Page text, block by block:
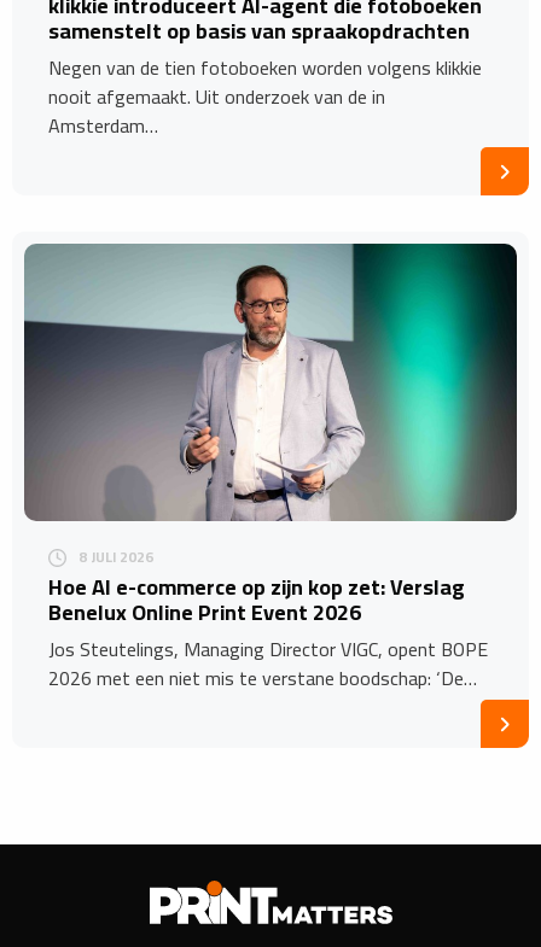
samenstelt op basis van spraakopdrachten
Negen van de tien fotoboeken worden volgens klikkie
nooit afgemaakt. Uit onderzoek van de in
Amsterdam…
8 JULI 2026
Hoe AI e-commerce op zijn kop zet: Verslag
Benelux Online Print Event 2026
Jos Steutelings, Managing Director VIGC, opent BOPE
2026 met een niet mis te verstane boodschap: ‘De…